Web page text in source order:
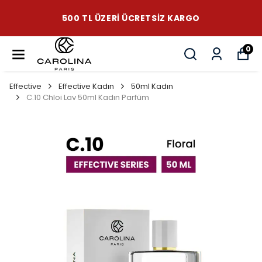
500 TL ÜZERI ÜCRETSIZ KARGO
0
Effective Effective Kadın
50ml Kadın
C.10 Chloi Lav 50ml Kadın Parfüm